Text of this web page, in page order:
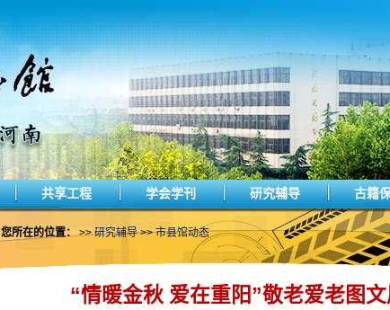
共享工程 学会学刊 研究辅导 古籍
您所在的位置：>>研究辅导>>市县馆动态
“情暖金秋 爱在重阳”敬老爱老图